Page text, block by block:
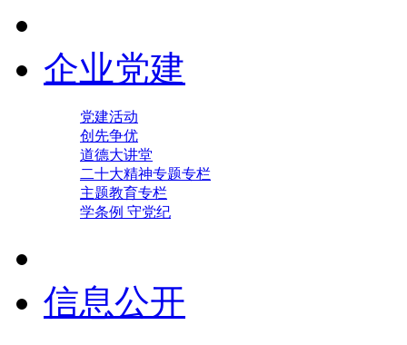
企业党建
党建活动
创先争优
道德大讲堂
二十大精神专题专栏
主题教育专栏
学条例 守党纪
信息公开